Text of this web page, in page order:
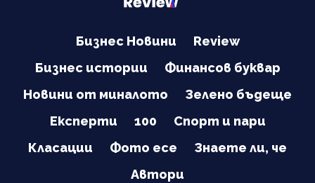
Бизнес Новини
Review
Бизнес истории
Финансов буквар
Новини от миналото
Зелено бъдеще
Експерти
100
Спорт и пари
Класации
Фото есе
Знаете ли, че
Автори